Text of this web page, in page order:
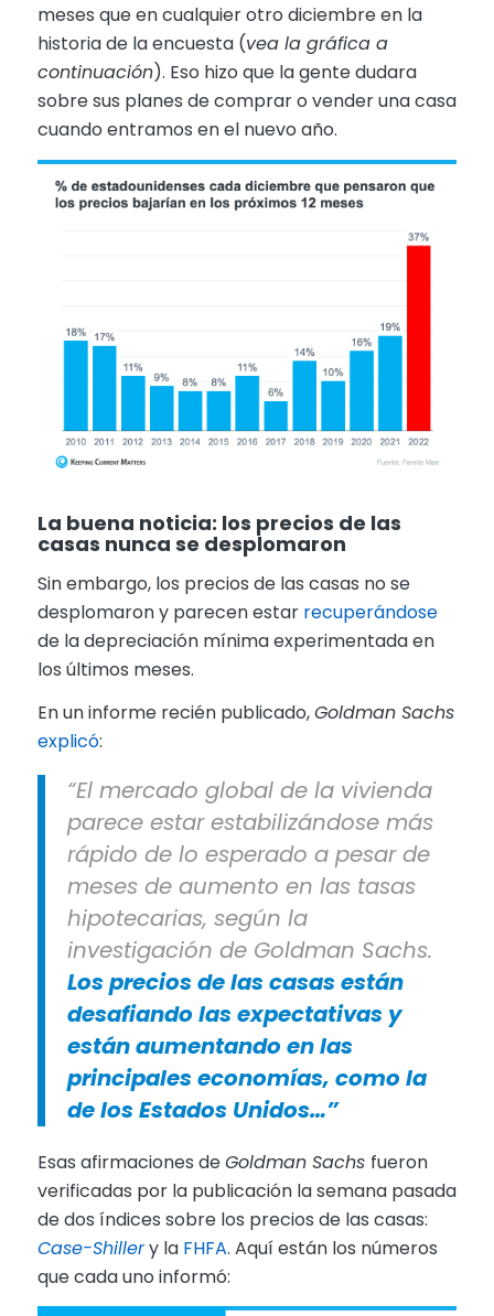
meses que en cualquier otro diciembre en la
historia de la encuesta (vea la gráfica a
continuación). Eso hizo que la gente dudara
sobre sus planes de comprar o vender una casa
cuando entramos en el nuevo año.
La buena noticia: los precios de las
casas nunca se desplomaron
Sin embargo, los precios de las casas no se
desplomaron y parecen estar recuperándose
de la depreciación mínima experimentada en
los últimos meses.
En un informe recién publicado,Goldman Sachs
explicó:
“El mercado global de la vivienda
parece estar estabilizándose más
rápido de lo esperado a pesar de
meses de aumento en las tasas
hipotecarias, según la
investigación de Goldman Sachs.
Los precios de las casas están
desafiando las expectativas y
están aumentando en las
principales economías, como la
de los Estados Unidos…”
Esas afirmaciones deGoldman Sachs fueron
verificadas por la publicación la semana pasada
de dos índices sobre los precios de las casas:
Case-Shillery la FHFA. Aquí están los números
que cada uno informó: